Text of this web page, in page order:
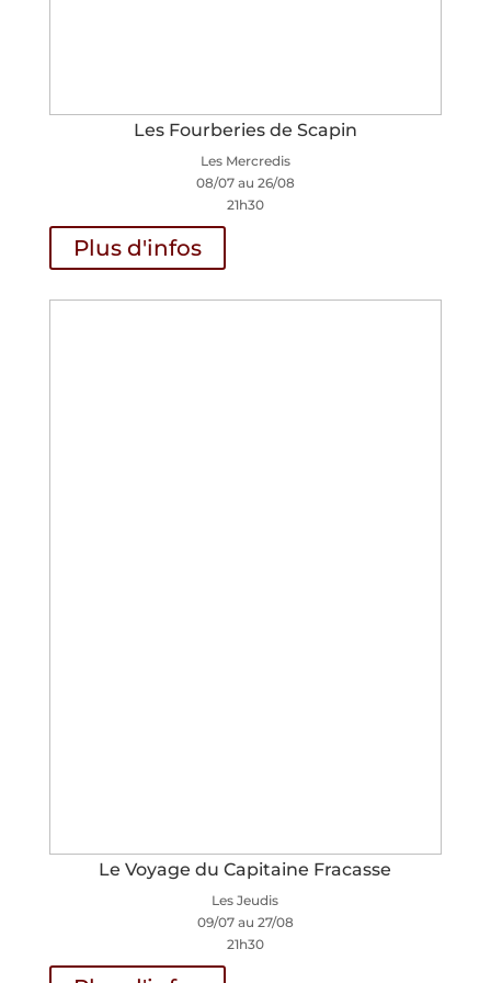
Les Fourberies de Scapin
Les Mercredis
08/07 au 26/08
21h30
Plus d'infos
Le Voyage du Capitaine Fracasse
Les Jeudis
09/07 au 27/08
21h30